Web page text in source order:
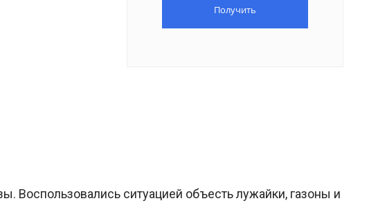
Воспользовались ситуацией объесть лужайки, газоны и